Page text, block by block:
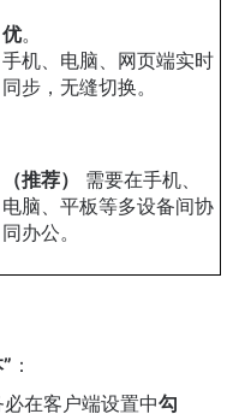
优。
手机、电脑、网页端实时
同步，无缝切换。
（推荐）
​ 需要在手机、
电脑、平板等多设备间协
同办公。
：
在客户端设置中勾